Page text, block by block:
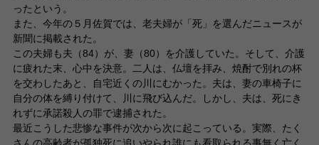
ったという。
また、今年の５月佐賀では、老夫婦が「死」を選んだニュースが
新聞に掲載された。
この夫婦も夫（84）が、妻（80）を介護していた。そして、介護
に疲れた末、心中を決意。二人は、仏壇を拝み、焼酎で別れの杯
を交わしたあと、自宅近くの川にむかった。夫は、妻の車椅子に
自分の体を縛り付けて、川に飛び込んだ。しかし、夫は、死にき
れずに承諾殺人の罪で逮捕された。
最近こうした悲惨な事件が次から次に起こっている。実際、たく